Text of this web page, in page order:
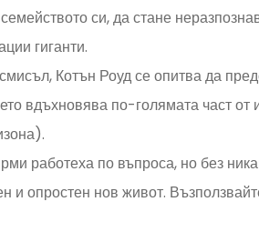
си, да стане
гиганти.
Котън Роуд се опитва да
вдъхновява по-голямата част
работеха по въпроса, но без
и опростен нов живот.